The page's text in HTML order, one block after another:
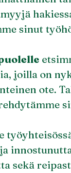
sinut
joilla on
ote.
sekä